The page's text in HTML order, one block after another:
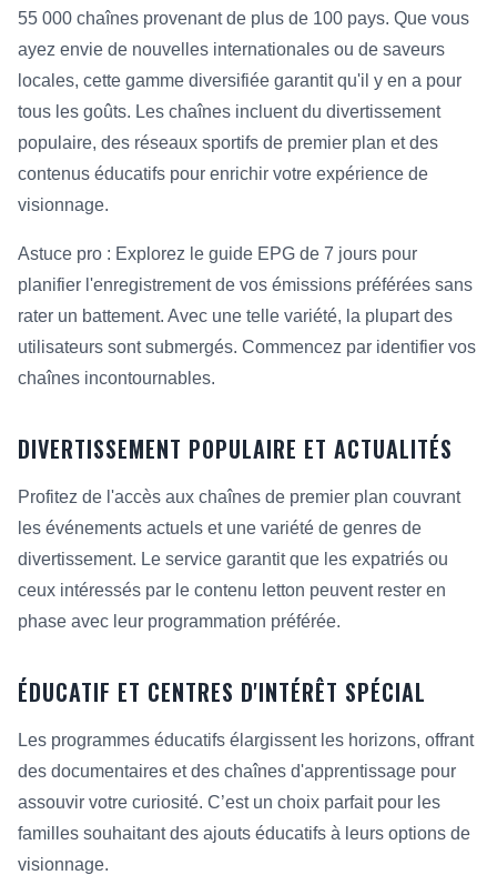
55 000 chaînes provenant de plus de 100 pays. Que vous
ayez envie de nouvelles internationales ou de saveurs
locales, cette gamme diversifiée garantit qu'il y en a pour
tous les goûts. Les chaînes incluent du divertissement
populaire, des réseaux sportifs de premier plan et des
contenus éducatifs pour enrichir votre expérience de
visionnage.
Astuce pro : Explorez le guide EPG de 7 jours pour
planifier l'enregistrement de vos émissions préférées sans
rater un battement. Avec une telle variété, la plupart des
utilisateurs sont submergés. Commencez par identifier vos
chaînes incontournables.
DIVERTISSEMENT POPULAIRE ET ACTUALITÉS
Profitez de l'accès aux chaînes de premier plan couvrant
les événements actuels et une variété de genres de
divertissement. Le service garantit que les expatriés ou
ceux intéressés par le contenu letton peuvent rester en
phase avec leur programmation préférée.
ÉDUCATIF ET CENTRES D'INTÉRÊT SPÉCIAL
Les programmes éducatifs élargissent les horizons, offrant
des documentaires et des chaînes d'apprentissage pour
assouvir votre curiosité. C’est un choix parfait pour les
familles souhaitant des ajouts éducatifs à leurs options de
visionnage.